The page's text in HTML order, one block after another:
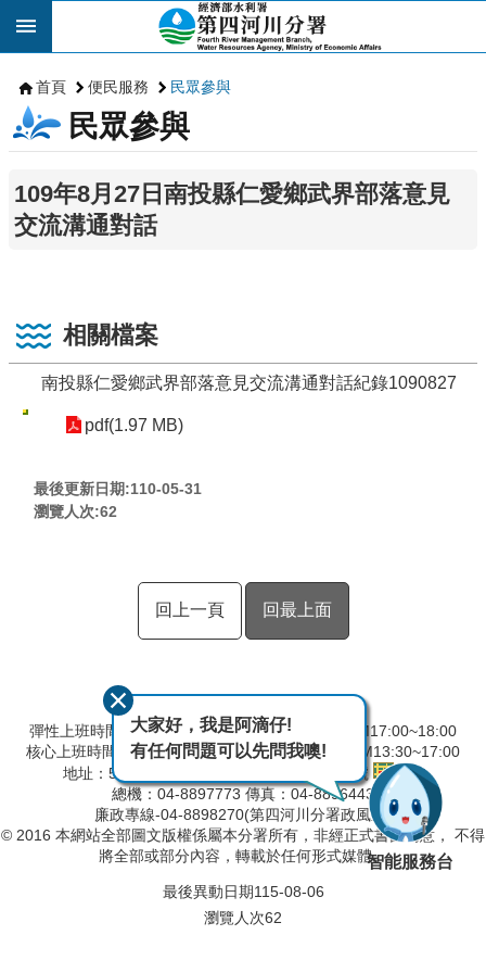
跳到主要內容區塊
首頁 便民服務 民眾參與
民眾參與
109年8月27日南投縣仁愛鄉武界部落意見
交流溝通對話
相關檔案
南投縣仁愛鄉武界部落意見交流溝通對話紀錄1090827
pdf(1.97 MB)
最後更新日期:110-05-31
瀏覽人次:62
回上一頁 回最上面
彈性上班時間：AM8:00~09:00 彈性下班時間：PM17:00~18:00
核心上班時間：星期一 ~ 星期五 AM8:30~12:30 PM13:30~17:00
地址：524001彰化縣溪州鄉中山路三段640號
總機：04-8897773 傳真：04-8896443
廉政專線-04-8898270(第四河川分署政風室)
© 2016 本網站全部圖文版權係屬本分署所有，非經正式書面同意， 不得
將全部或部分內容，轉載於任何形式媒體。
最後異動日期115-08-06
瀏覽人次62
大家好，我是阿滴仔!
有任何問題可以先問我噢!
智能服務台